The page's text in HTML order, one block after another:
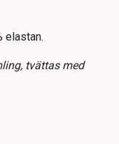
elastan.
tvättas med